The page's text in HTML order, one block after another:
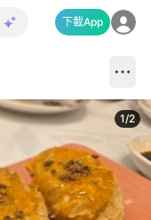
下載App
1/2